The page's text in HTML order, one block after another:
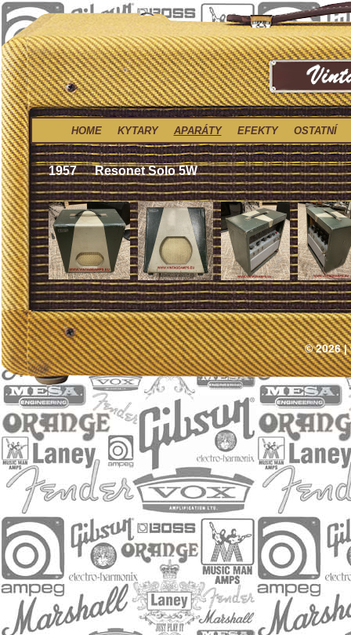
HOME KYTARY APARÁTY EFEKTY OSTATNÍ
1957 Resonet Solo 5W
© 2026 |